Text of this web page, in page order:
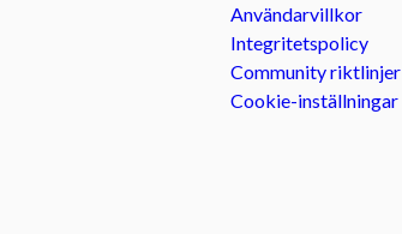
Användarvillkor
Integritetspolicy
Community riktlinjer
Cookie-inställningar